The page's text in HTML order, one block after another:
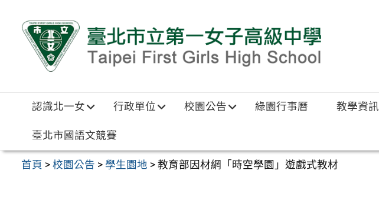
認識北一女 行政單位 校園公告 綠園行事曆 教學資訊
臺北市國語文競賽
首頁 >校園公告 > 學生園地 >教育部因材網「時空學園」遊戲式教材